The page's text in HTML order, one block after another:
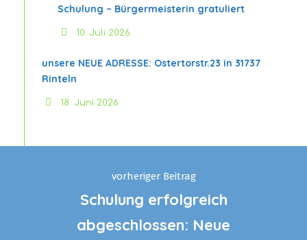
Schulung – Bürgermeisterin gratuliert
10. Juli 2026
unsere NEUE ADRESSE: Ostertorstr.23 in 31737
Rinteln
18. Juni 2026
vorheriger Beitrag
Schulung erfolgreich
abgeschlossen: Neue